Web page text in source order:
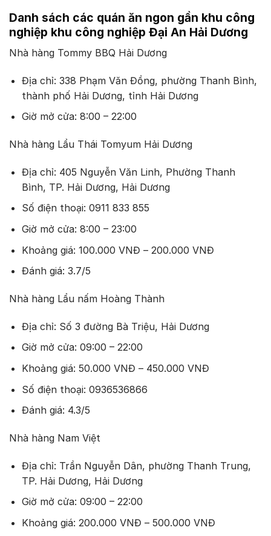
Danh sách các quán ăn ngon gần khu công
nghiệp khu công nghiệp Đại An Hải Dương
Nhà hàng Tommy BBQ Hải Dương
Địa chỉ: 338 Phạm Văn Đồng, phường Thanh Bình,
thành phố Hải Dương, tỉnh Hải Dương
Giờ mở cửa: 8:00 – 22:00
Nhà hàng Lẩu Thái Tomyum Hải Dương
Địa chỉ: 405 Nguyễn Văn Linh, Phường Thanh
Bình, TP. Hải Dương, Hải Dương
Số điện thoại: 0911 833 855
Giờ mở cửa: 8:00 – 23:00
Khoảng giá: 100.000 VNĐ – 200.000 VNĐ
Đánh giá: 3.7/5
Nhà hàng Lẩu nấm Hoàng Thành
Địa chỉ: Số 3 đường Bà Triệu, Hải Dương
Giờ mở cửa: 09:00 – 22:00
Khoảng giá: 50.000 VNĐ – 450.000 VNĐ
Số điện thoại: 0936536866
Đánh giá: 4.3/5
Nhà hàng Nam Việt
Địa chỉ: Trần Nguyễn Dân, phường Thanh Trung,
TP. Hải Dương, Hải Dương
Giờ mở cửa: 09:00 – 22:00
Khoảng giá: 200.000 VNĐ – 500.000 VNĐ